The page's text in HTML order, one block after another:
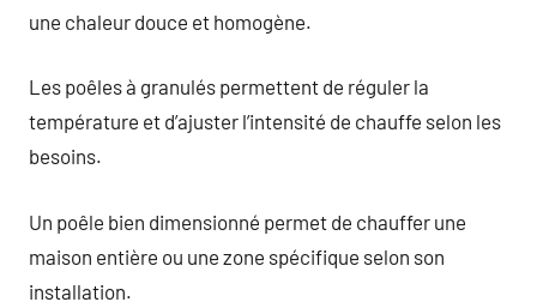
une chaleur douce et homogène.
Les poêles à granulés permettent de réguler la
température et d’ajuster l’intensité de chauffe selon les
besoins.
Un poêle bien dimensionné permet de chauffer une
maison entière ou une zone spécifique selon son
installation.